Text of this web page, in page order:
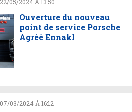
22/05/2024 À 13:50
Ouverture du nouveau
point de service Porsche
Agréé Ennakl
07/03/2024 À 16:12